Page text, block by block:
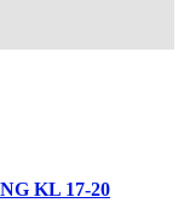
KL 17-20